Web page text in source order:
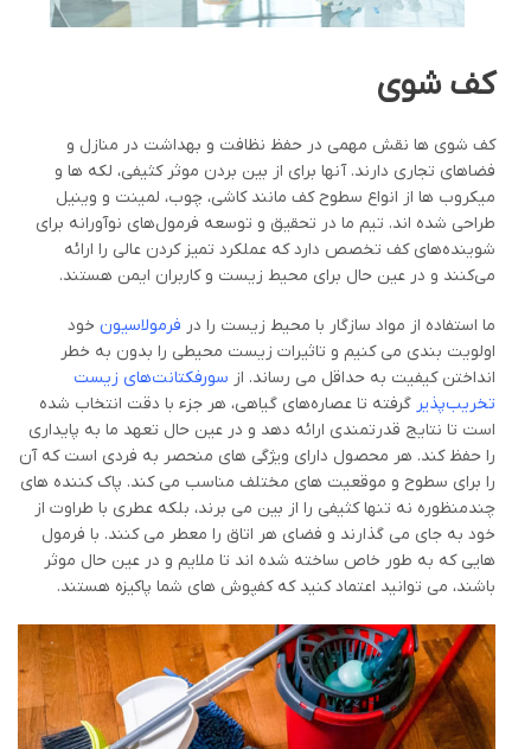
کف شوی
کف شوی ها نقش مهمی در حفظ نظافت و بهداشت در منازل و
فضاهای تجاری دارند. آنها برای از بین بردن موثر کثیفی، لکه ها و
میکروب ها از انواع سطوح کف مانند کاشی، چوب، لمینت و وینیل
طراحی شده اند. تیم ما در تحقیق و توسعه فرمول‌های نوآورانه برای
شوینده‌های کف تخصص دارد که عملکرد تمیز کردن عالی را ارائه
می‌کنند و در عین حال برای محیط زیست و کاربران ایمن هستند.
ما استفاده از مواد سازگار با محیط زیست را در فرمولاسیون خود
اولویت بندی می کنیم و تاثیرات زیست محیطی را بدون به خطر
انداختن کیفیت به حداقل می رساند. از سورفکتانت‌های زیست
تخریب‌پذیر گرفته تا عصاره‌های گیاهی، هر جزء با دقت انتخاب شده
است تا نتایج قدرتمندی ارائه دهد و در عین حال تعهد ما به پایداری
را حفظ کند. هر محصول دارای ویژگی های منحصر به فردی است که آن
را برای سطوح و موقعیت های مختلف مناسب می کند. پاک کننده های
چندمنظوره نه تنها کثیفی را از بین می برند، بلکه عطری با طراوت از
خود به جای می گذارند و فضای هر اتاق را معطر می کنند. با فرمول
هایی که به طور خاص ساخته شده اند تا ملایم و در عین حال موثر
باشند، می توانید اعتماد کنید که کفپوش های شما پاکیزه هستند.